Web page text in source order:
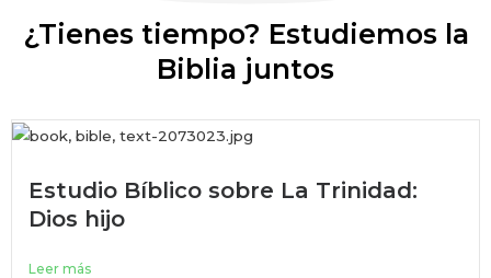
¿Tienes tiempo? Estudiemos la
Biblia juntos
Estudio Bíblico sobre La Trinidad:
Dios hijo
Leer más